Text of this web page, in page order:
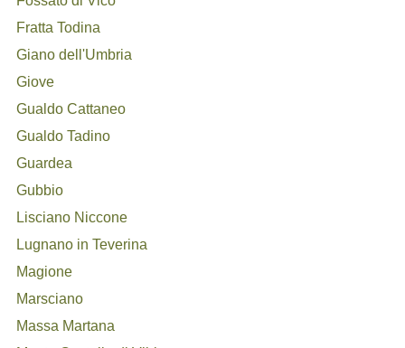
Fratta Todina
Giano dell'Umbria
Giove
Gualdo Cattaneo
Gualdo Tadino
Guardea
Gubbio
Lisciano Niccone
Lugnano in Teverina
Magione
Marsciano
Massa Martana